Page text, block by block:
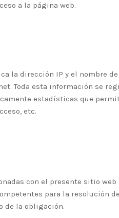
a la página web.
la dirección IP y el nombre
Toda esta información se
estadísticas que
etc.
con el presente sitio
para la resolución
de la obligación.